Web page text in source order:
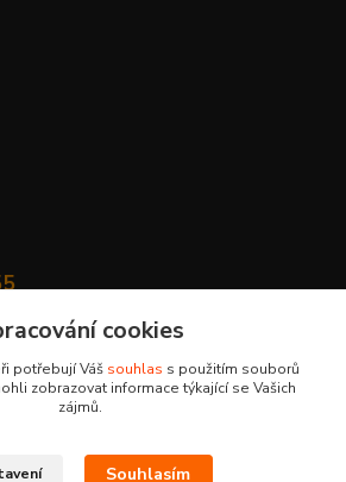
cookies
potřebují Váš souhlas s použitím souborů
zobrazovat informace týkající se Vašich
zájmů.
Souhlasím